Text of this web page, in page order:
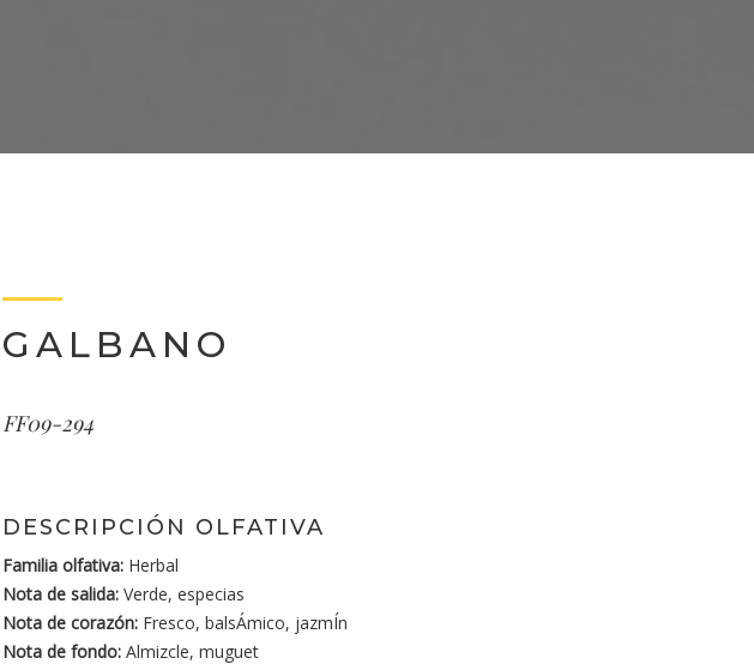
GALBANO
FF09-294
DESCRIPCIÓN OLFATIVA
Familia olfativa: Herbal
Nota de salida: Verde, especias
Nota de corazón: Fresco, balsÁmico, jazmÍn
Nota de fondo: Almizcle, muguet